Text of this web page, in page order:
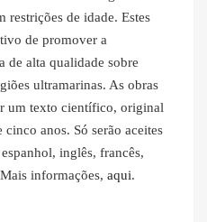
restrições de idade. Estes
de promover a
de alta qualidade sobre
ultramarinas. As obras
um texto científico, original
anos. Só serão aceites
inglês, francês,
informações, aqui.